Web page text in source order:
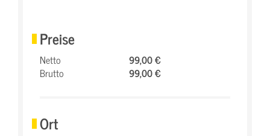
Preise
Netto
99,00 €
Brutto
99,00 €
Ort